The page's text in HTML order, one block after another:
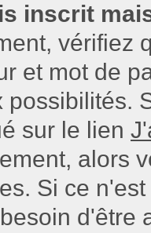
inscrit
vérifiez
et mot de
possibilités.
sur le lien
alors
Si ce
d'être